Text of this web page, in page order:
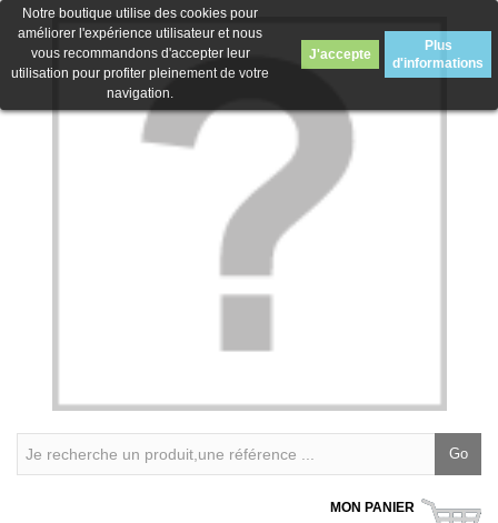
Go
MON PANIER
Notre boutique utilise des cookies pour
améliorer l'expérience utilisateur et nous
vous recommandons d'accepter leur
utilisation pour profiter pleinement de votre
navigation.
J'accepte
Plus
d'informations